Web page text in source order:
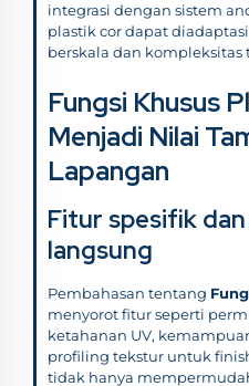
integrasi dengan sistem
plastik cor dapat
berskala dan kompleksitas
Fungsi Khusus
Menjadi Nilai
Lapangan
Fitur spesifik
langsung
Pembahasan tentang
menyorot fitur seperti
ketahanan UV,
profiling tekstur untuk
tidak hanya